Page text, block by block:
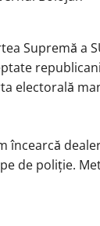
Supremă a
electorală
încearcă
de poliție.